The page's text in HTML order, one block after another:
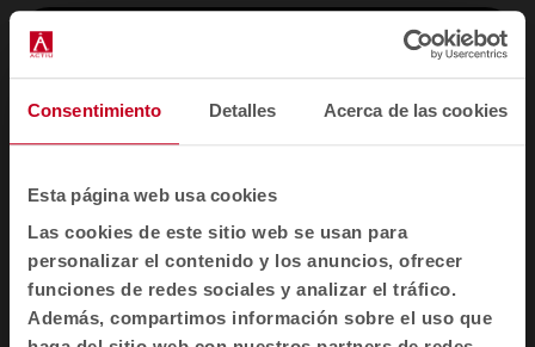
Consentimiento Detalles Acerca de las cookies
Esta página web usa cookies
Las cookies de este sitio web se usan para
personalizar el contenido y los anuncios, ofrecer
funciones de redes sociales y analizar el tráfico.
Además, compartimos información sobre el uso que
Productos
Asientos
He leído y acepto la Política de Privacidad